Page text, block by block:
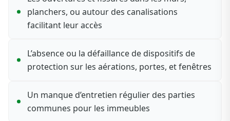
planchers, ou autour des canalisations
facilitant leur accès
L’absence ou la défaillance de dispositifs de
protection sur les aérations, portes, et fenêtres
Un manque d’entretien régulier des parties
communes pour les immeubles